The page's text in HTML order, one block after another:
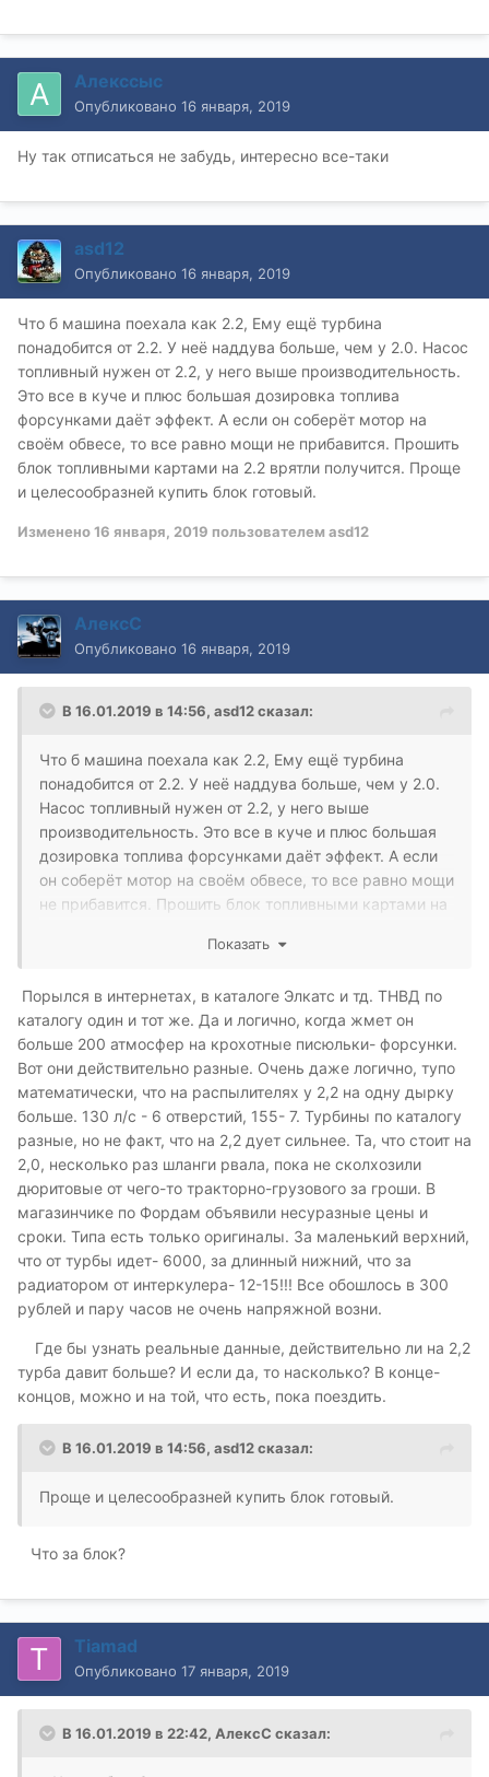
Алекссыс
Опубликовано 16 января, 2019
Ну так отписаться не забудь, интересно все-таки
asd12
Опубликовано 16 января, 2019
Что б машина поехала как 2.2, Ему ещё турбина
понадобится от 2.2. У неё наддува больше, чем у 2.0. Насос
топливный нужен от 2.2, у него выше производительность.
Это все в куче и плюс большая дозировка топлива
форсунками даёт эффект. А если он соберёт мотор на
своём обвесе, то все равно мощи не прибавится. Прошить
блок топливными картами на 2.2 врятли получится. Проще
и целесообразней купить блок готовый.
Изменено16 января, 2019 пользователем asd12
АлексС
Опубликовано 16 января, 2019
В 16.01.2019 в 14:56, asd12сказал:
Что б машина поехала как 2.2, Ему ещё турбина
понадобится от 2.2. У неё наддува больше, чем у 2.0.
Насос топливный нужен от 2.2, у него выше
производительность. Это все в куче и плюс большая
дозировка топлива форсунками даёт эффект. А если
он соберёт мотор на своём обвесе, то все равно мощи
не прибавится. Прошить блок топливными картами на
Показать
Порылся в интернетах, в каталоге Элкатс и тд. ТНВД по
каталогу один и тот же. Да и логично, когда жмет он
больше 200 атмосфер на крохотные писюльки- форсунки.
Вот они действительно разные. Очень даже логично, тупо
математически, что на распылителях у 2,2 на одну дырку
больше. 130 л/с - 6 отверстий, 155- 7. Турбины по каталогу
разные, но не факт, что на 2,2 дует сильнее. Та, что стоит на
2,0, несколько раз шланги рвала, пока не сколхозили
дюритовые от чего-то тракторно-грузового за гроши. В
магазинчике по Фордам объявили несуразные цены и
сроки. Типа есть только оригиналы. За маленький верхний,
что от турбы идет- 6000, за длинный нижний, что за
радиатором от интеркулера- 12-15!!! Все обошлось в 300
рублей и пару часов не очень напряжной возни.
Где бы узнать реальные данные, действительно ли на 2,2
турба давит больше? И если да, то насколько? В конце-
концов, можно и на той, что есть, пока поездить.
В 16.01.2019 в 14:56, asd12сказал:
Проще и целесообразней купить блок готовый.
Что за блок?
Tiamad
Опубликовано 17 января, 2019
В 16.01.2019 в 22:42, АлексС сказал: